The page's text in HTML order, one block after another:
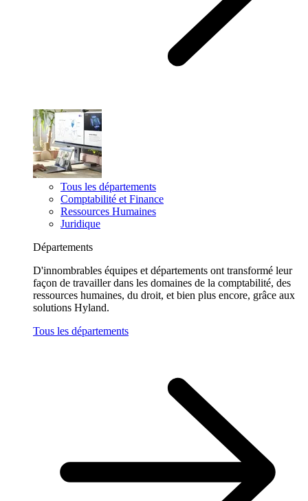
Tous les départements
Comptabilité et Finance
Ressources Humaines
Juridique
Départements
D'innombrables équipes et départements ont transformé leur
façon de travailler dans les domaines de la comptabilité, des
ressources humaines, du droit, et bien plus encore, grâce aux
solutions Hyland.
Tous les départements